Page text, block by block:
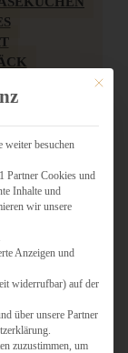
Mit
weiter besuchen
Partner Cookies und
Inhalte und
wir unsere
Anzeigen und
widerrufbar) auf der
über unsere Partner
zuzustimmen, um